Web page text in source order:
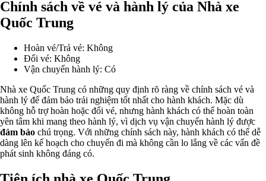
Chính sách về vé và hành lý của Nhà xe
Quốc Trung
Hoàn vé/Trả vé: Không
Đổi vé: Không
Vận chuyển hành lý: Có
Nhà xe Quốc Trung có những quy định rõ ràng về chính sách vé và
hành lý để đảm bảo trải nghiệm tốt nhất cho hành khách. Mặc dù
không hỗ trợ hoàn hoặc đổi vé, nhưng hành khách có thể hoàn toàn
yên tâm khi mang theo hành lý, vì dịch vụ vận chuyển hành lý được
đảm bảo chú trọng. Với những chính sách này, hành khách có thể dễ
dàng lên kế hoạch cho chuyến đi mà không cần lo lắng về các vấn đề
phát sinh không đáng có.